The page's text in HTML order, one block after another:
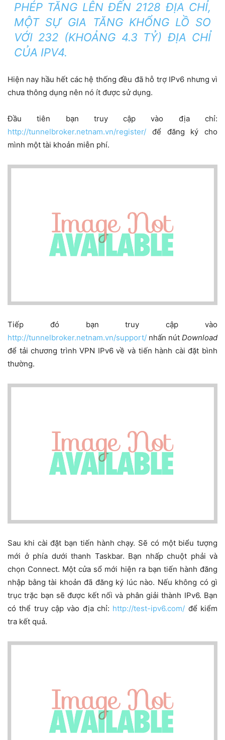
PHÉP TĂNG LÊN ĐẾN 2128 ĐỊA CHỈ,
MỘT SỰ GIA TĂNG KHỔNG LỒ SO
VỚI 232 (KHOẢNG 4.3 TỶ) ĐỊA CHỈ
CỦA IPV4.
Hiện nay hầu hết các hệ thống đều đã hỗ trợ IPv6 nhưng vì
chưa thông dụng nên nó ít được sử dụng.
Đầu tiên bạn truy cập vào địa chỉ:
http://tunnelbroker.netnam.vn/register/ để đăng ký cho
mình một tài khoản miễn phí.
Tiếp đó bạn truy cập vào
http://tunnelbroker.netnam.vn/support/ nhấn nút Download
để tải chương trình VPN IPv6 về và tiến hành cài đặt bình
thường.
Sau khi cài đặt bạn tiến hành chạy. Sẽ có một biểu tượng
mới ở phía dưới thanh Taskbar. Bạn nhấp chuột phải và
chọn Connect. Một cửa sổ mới hiện ra bạn tiến hành đăng
nhập bằng tài khoản đã đăng ký lúc nào. Nếu không có gì
trục trặc bạn sẽ được kết nối và phân giải thành IPv6. Bạn
có thể truy cập vào địa chỉ: http://test-ipv6.com/ để kiểm
tra kết quả.